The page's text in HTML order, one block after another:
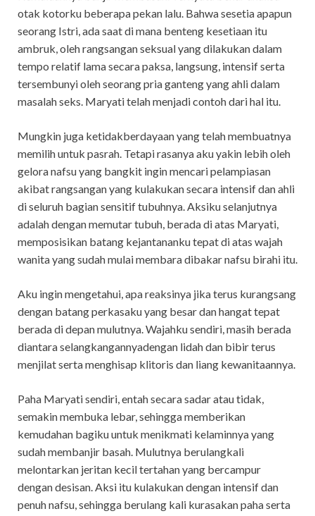
otak kotorku beberapa pekan lalu. Bahwa sesetia apapun
seorang Istri, ada saat di mana benteng kesetiaan itu
ambruk, oleh rangsangan seksual yang dilakukan dalam
tempo relatif lama secara paksa, langsung, intensif serta
tersembunyi oleh seorang pria ganteng yang ahli dalam
masalah seks. Maryati telah menjadi contoh dari hal itu.
Mungkin juga ketidakberdayaan yang telah membuatnya
memilih untuk pasrah. Tetapi rasanya aku yakin lebih oleh
gelora nafsu yang bangkit ingin mencari pelampiasan
akibat rangsangan yang kulakukan secara intensif dan ahli
di seluruh bagian sensitif tubuhnya. Aksiku selanjutnya
adalah dengan memutar tubuh, berada di atas Maryati,
memposisikan batang kejantananku tepat di atas wajah
wanita yang sudah mulai membara dibakar nafsu birahi itu.
Aku ingin mengetahui, apa reaksinya jika terus kurangsang
dengan batang perkasaku yang besar dan hangat tepat
berada di depan mulutnya. Wajahku sendiri, masih berada
diantara selangkangannyadengan lidah dan bibir terus
menjilat serta menghisap klitoris dan liang kewanitaannya.
Paha Maryati sendiri, entah secara sadar atau tidak,
semakin membuka lebar, sehingga memberikan
kemudahan bagiku untuk menikmati kelaminnya yang
sudah membanjir basah. Mulutnya berulangkali
melontarkan jeritan kecil tertahan yang bercampur
dengan desisan. Aksi itu kulakukan dengan intensif dan
penuh nafsu, sehingga berulang kali kurasakan paha serta